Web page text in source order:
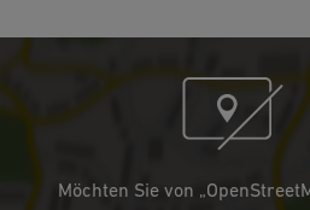
Möchten Sie von